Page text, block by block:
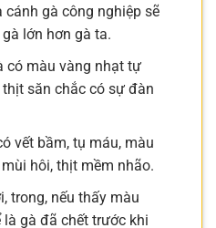
cánh gà công nghiệp sẽ
lớn hơn gà ta.
có màu vàng nhạt tự
săn chắc có sự đàn
vết bầm, tụ máu, màu
hôi, thịt mềm nhão.
trong, nếu thấy màu
gà đã chết trước khi